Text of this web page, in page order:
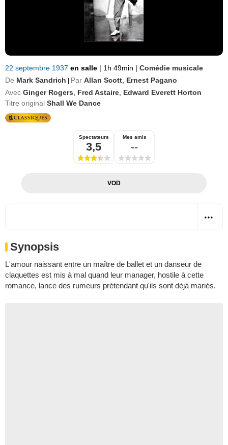
22 septembre 1937 en salle | 1h 49min | Comédie musicale
De Mark Sandrich Par Allan Scott Ernest Pagano
Avec Ginger Rogers Fred Astaire Edward Everett Horton
Titre original Shall We Dance
Spectateurs
3,5
Mes amis
--
VOD
Synopsis
L'amour naissant entre un maître de ballet et un danseur de
claquettes est mis à mal quand leur manager, hostile à cette
romance, lance des rumeurs prétendant qu'ils sont déjà mariés.